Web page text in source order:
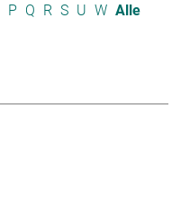
P Q R S U W Alle